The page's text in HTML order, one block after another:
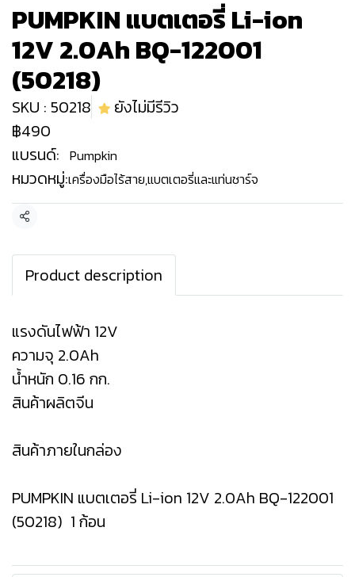
PUMPKIN แบตเตอรี่ Li-ion
12V 2.0Ah BQ-122001
(50218)
SKU : 50218
ยังไม่มีรีวิว
฿490
แบรนด์: Pumpkin
หมวดหมู่:เครื่องมือไร้สาย,แบตเตอรี่และแท่นชาร์จ
แชร์
Product description
แรงดันไฟฟ้า 12V
ความจุ 2.0Ah
น้ำหนัก 0.16 กก.
สินค้าผลิตจีน
สินค้าภายในกล่อง
PUMPKIN แบตเตอรี่ Li-ion 12V 2.0Ah BQ-122001
(50218) 1 ก้อน